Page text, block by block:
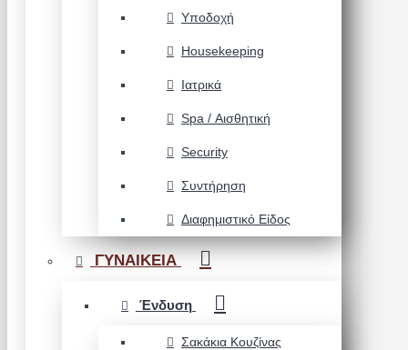
Υποδοχή
Housekeeping
Ιατρικά
Spa / Αισθητική
Security
Συντήρηση
Διαφημιστικό Είδος
ΓΥΝΑΙΚΕΙΑ
Ένδυση
Σακάκια Κουζίνας